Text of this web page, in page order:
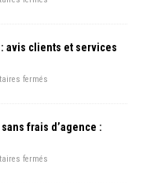
avis clients et services
fermés
frais d’agence :
fermés